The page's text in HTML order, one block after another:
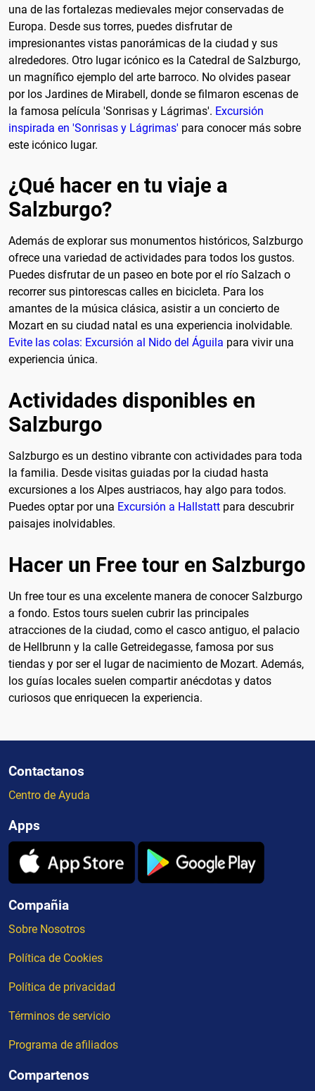
una de las fortalezas medievales mejor conservadas de
Europa. Desde sus torres, puedes disfrutar de
impresionantes vistas panorámicas de la ciudad y sus
alrededores. Otro lugar icónico es la Catedral de Salzburgo,
un magnífico ejemplo del arte barroco. No olvides pasear
por los Jardines de Mirabell, donde se filmaron escenas de
la famosa película 'Sonrisas y Lágrimas'. Excursión
inspirada en 'Sonrisas y Lágrimas' para conocer más sobre
este icónico lugar.
¿Qué hacer en tu viaje a
Salzburgo?
Además de explorar sus monumentos históricos, Salzburgo
ofrece una variedad de actividades para todos los gustos.
Puedes disfrutar de un paseo en bote por el río Salzach o
recorrer sus pintorescas calles en bicicleta. Para los
amantes de la música clásica, asistir a un concierto de
Mozart en su ciudad natal es una experiencia inolvidable.
Evite las colas: Excursión al Nido del Águila para vivir una
experiencia única.
Actividades disponibles en
Salzburgo
Salzburgo es un destino vibrante con actividades para toda
la familia. Desde visitas guiadas por la ciudad hasta
excursiones a los Alpes austriacos, hay algo para todos.
Puedes optar por una Excursión a Hallstatt para descubrir
paisajes inolvidables.
Hacer un Free tour en Salzburgo
Un free tour es una excelente manera de conocer Salzburgo
a fondo. Estos tours suelen cubrir las principales
atracciones de la ciudad, como el casco antiguo, el palacio
de Hellbrunn y la calle Getreidegasse, famosa por sus
tiendas y por ser el lugar de nacimiento de Mozart. Además,
los guías locales suelen compartir anécdotas y datos
curiosos que enriquecen la experiencia.
Contactanos
Centro de Ayuda
Apps
Compañia
Sobre Nosotros
Política de Cookies
Política de privacidad
Términos de servicio
Programa de afiliados
Compartenos